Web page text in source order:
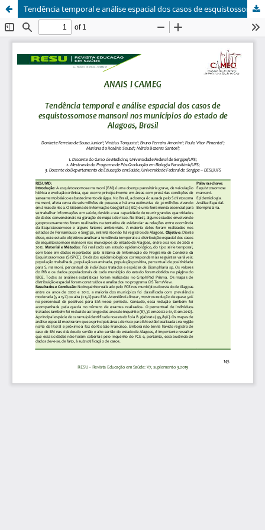
Tendência temporal e análise espacial dos casos de esquistossomose mansoni nos municípios do estado de Alagoas, Brasil